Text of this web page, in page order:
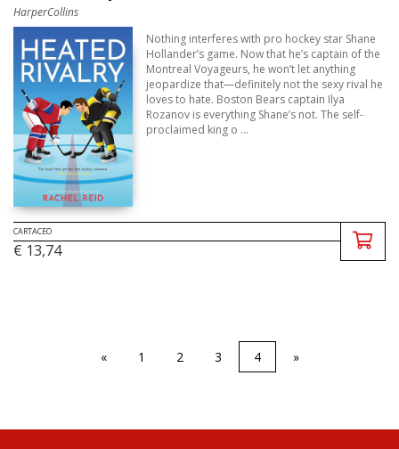
HarperCollins
Nothing interferes with pro hockey star Shane
Hollander’s game. Now that he’s captain of the
Montreal Voyageurs, he won’t let anything
jeopardize that—definitely not the sexy rival he
loves to hate. Boston Bears captain Ilya
Rozanov is everything Shane’s not. The self-
proclaimed king o ...
CARTACEO
€ 13,74
« 1 2 3 4 »